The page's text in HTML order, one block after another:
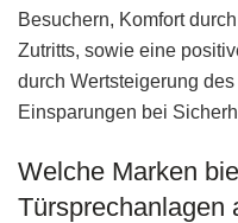
Besuchern, Komfort
Zutritts, sowie eine
durch Wertsteigerung
Einsparungen bei
Welche Marken
Türsprechanlagen